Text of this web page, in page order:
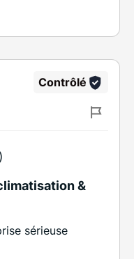
Contrôlé
&
sérieuse